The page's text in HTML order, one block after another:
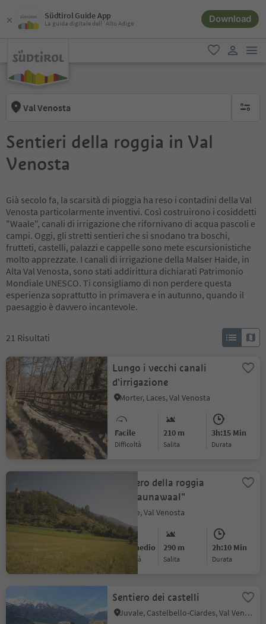
Südtirol Guide App
La guida digitale dell´Alto Adige Download
favoriti
Val Venosta
Sentieri della roggia in Val
Venosta
Già secolo fa, la scarsità di pioggia ha reso i contadini della Val
Venosta particolarmente inventivi. Così costruirono i cosiddetti
"Waale", canali di irrigazione che rifornivano di acqua pascoli e
campi. Oggi, gli stretti sentieri che si snodano tra boschi,
frutteti, castelli, palazzi e cappelle sono mete escursionistiche
molto apprezzate. I canali di irrigazione della Malser Haide, in
Alta Val Venosta, sono stati addirittura dichiarati Patrimonio
Mondiale UNESCO. Ti consigliamo di non perdere questa
esperienza soprattutto in primavera e in autunno, quando il
paesaggio è davvero incantevole.
21 Risultati
Lungo i vecchi canali
d'irrigazione
Morter, Laces, Val Venosta
Facile
Difficoltà
210 m
Salita
3h:15 Min
durata
Sentiero della roggia
"Turnaunawaal"
Tubre, Val Venosta
Intermedio
Difficoltà
290 m
Salita
2h:10 Min
durata
Sentiero dei castelli
Juvale, Castelbello-Ciardes, Val Venosta